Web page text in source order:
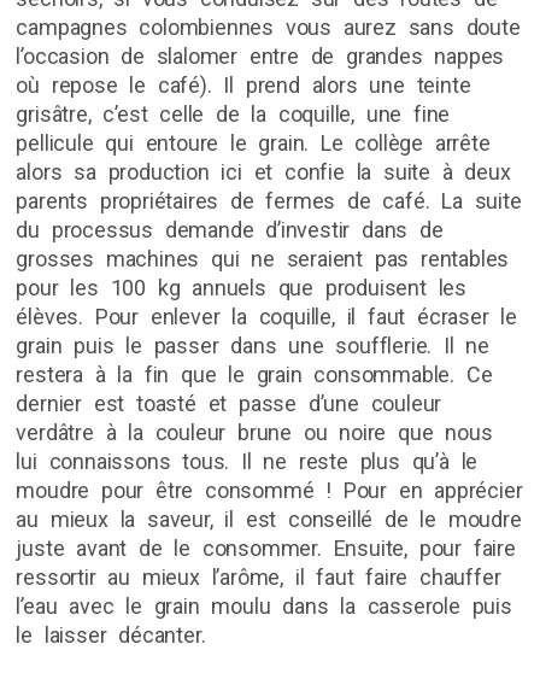
campagnes colombiennes vous aurez sans doute
l’occasion de slalomer entre de grandes nappes
où repose le café). Il prend alors une teinte
grisâtre, c’est celle de la coquille, une fine
pellicule qui entoure le grain. Le collège arrête
alors sa production ici et confie la suite à deux
parents propriétaires de fermes de café. La suite
du processus demande d’investir dans de
grosses machines qui ne seraient pas rentables
pour les 100 kg annuels que produisent les
élèves. Pour enlever la coquille, il faut écraser le
grain puis le passer dans une soufflerie. Il ne
restera à la fin que le grain consommable. Ce
dernier est toasté et passe d’une couleur
verdâtre à la couleur brune ou noire que nous
lui connaissons tous. Il ne reste plus qu’à le
moudre pour être consommé ! Pour en apprécier
au mieux la saveur, il est conseillé de le moudre
juste avant de le consommer. Ensuite, pour faire
ressortir au mieux l’arôme, il faut faire chauffer
l’eau avec le grain moulu dans la casserole puis
le laisser décanter.